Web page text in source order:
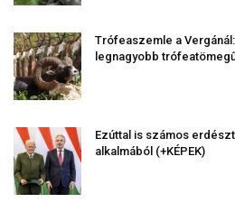
Trófeaszemle a
legnagyobb
Ezúttal is számos
alkalmából (+KÉPEK)